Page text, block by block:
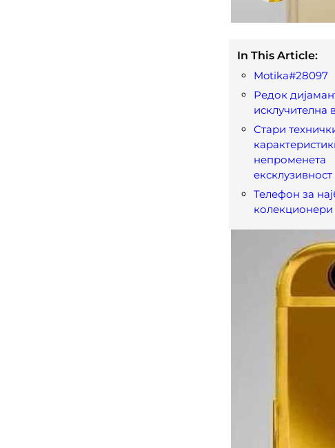
In This Article:
Motika#28097
Редок
исклучителна
Стари
непроменета
ексклузивност
Телефон за
колекционери